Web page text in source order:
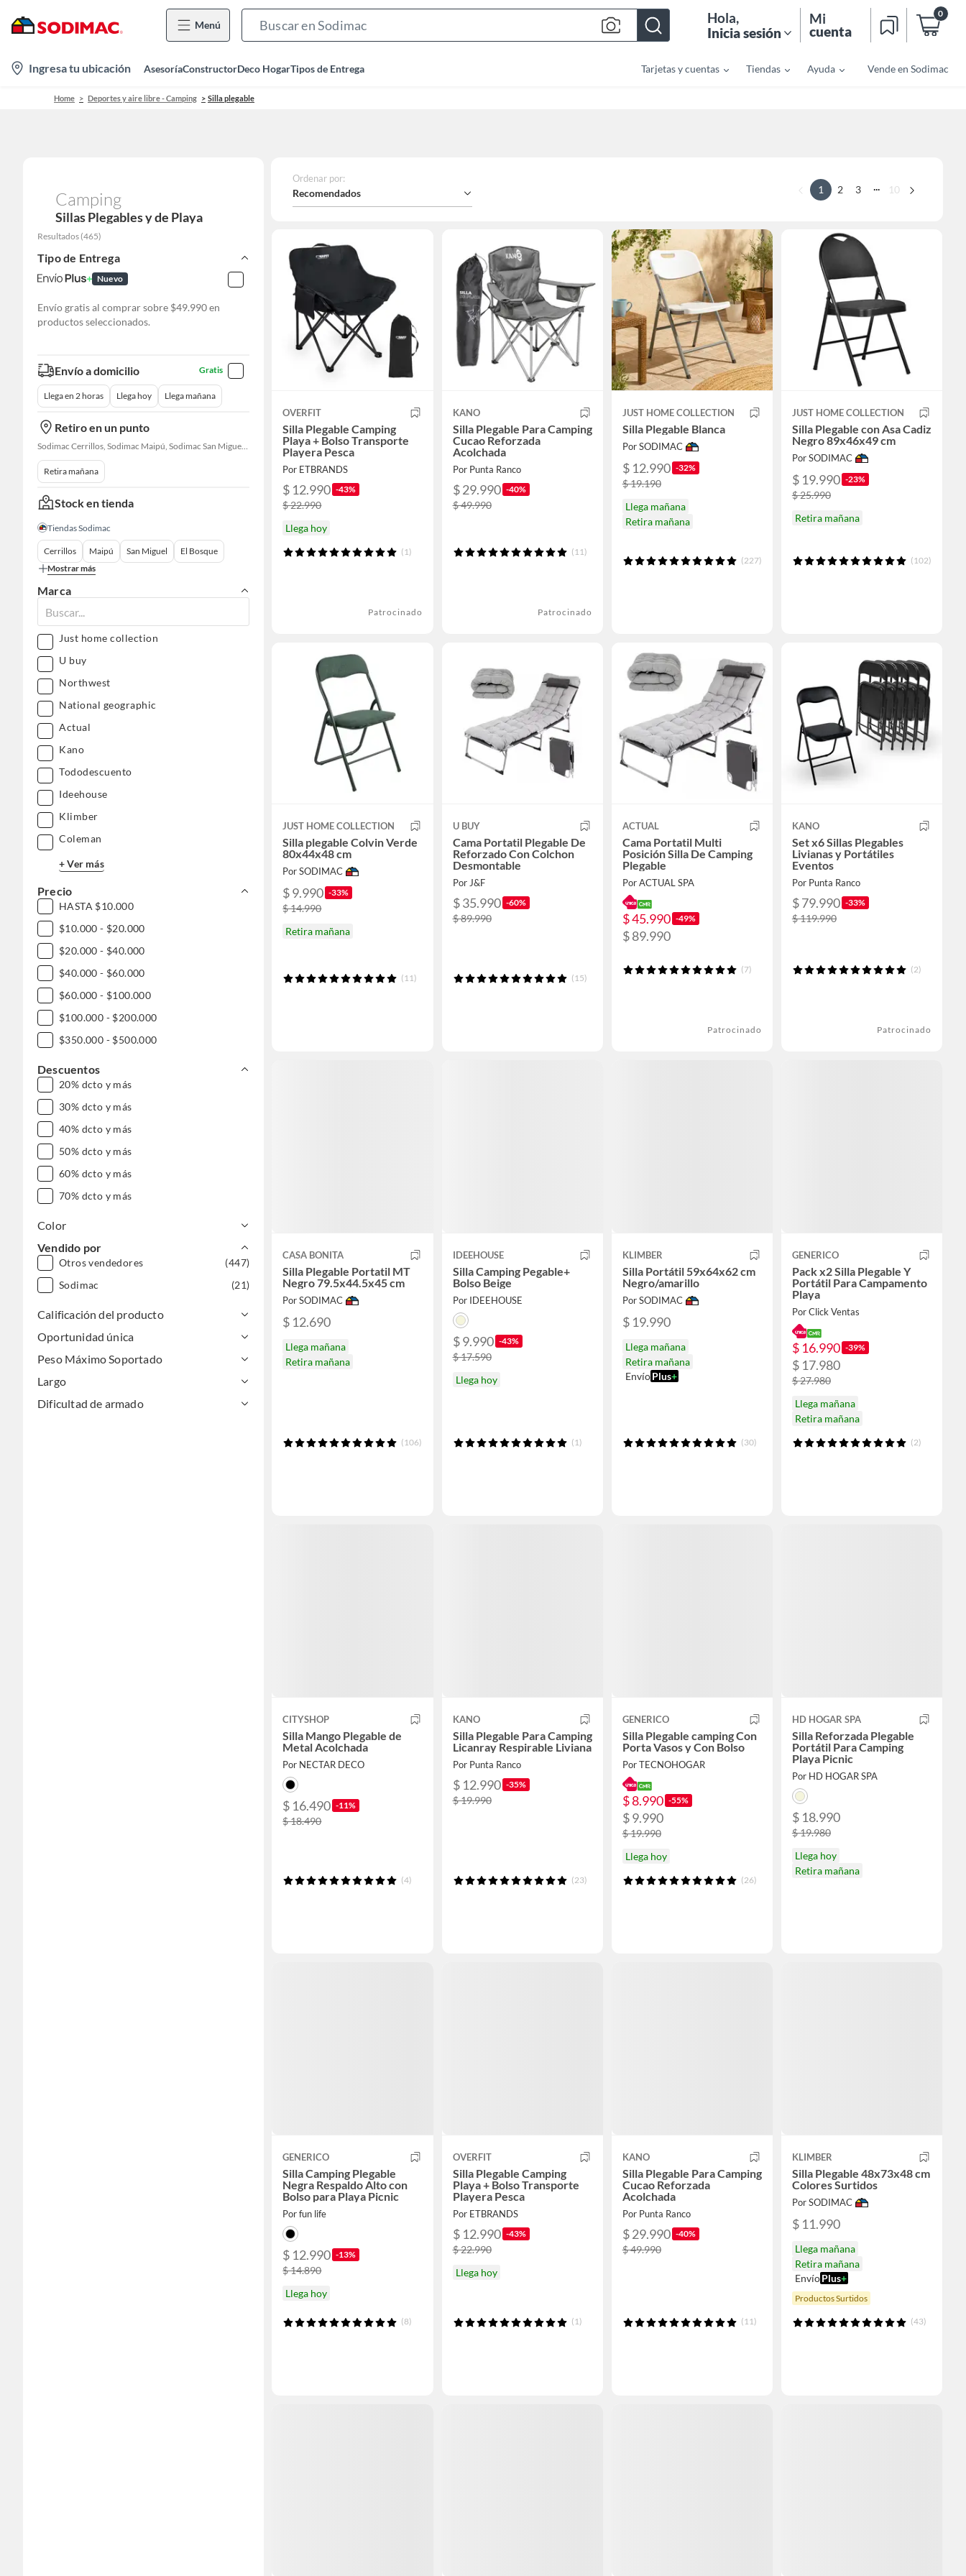
Menú
Bar
Hola,
Inicia sesión
Mi
cuenta
0
location-
icon
Ingresa tu ubicación AsesoríaConstructorDeco HogarTipos de Entrega Tarjetas y cuentas Tiendas Ayuda Vende en Sodimac
Home Deportes y aire libre - Camping Silla plegable
Camping
Sillas Plegables y de Playa
Resultados (465)
Tipo de Entrega
Nuevo
Envío gratis al comprar sobre $49.990 en
productos seleccionados.
Envío a domicilio Gratis
Llega en 2 horas Llega hoy Llega mañana
Retiro en un punto
Sodimac Cerrillos, Sodimac Maipú, Sodimac San Miguel, Sodimac El Bosque, Sodimac San Bernardo, Sodimac Talagante, Sodimac San Fernando
Retira mañana
Stock en tienda
Tiendas Sodimac
Cerrillos Maipú San Miguel
El Bosque
Mostrar más
Marca
Just home collection
U buy
Northwest
National geographic
Actual
Kano
Tododescuento
Ideehouse
Klimber
Coleman
+ Ver más
Precio
HASTA $10.000
$10.000 - $20.000
$20.000 - $40.000
$40.000 - $60.000
$60.000 - $100.000
$100.000 - $200.000
$350.000 - $500.000
Descuentos
20% dcto y más
30% dcto y más
40% dcto y más
50% dcto y más
60% dcto y más
70% dcto y más
Color
Vendido por
Otros vendedores
(447)
Sodimac
(21)
Calificación del producto
Oportunidad única
Peso Máximo Soportado
Largo
Dificultad de armado
Ordenar por:
Recomendados 1 2 3 ... 10
OVERFIT
Silla Plegable Camping
Playa + Bolso Transporte
Playera Pesca
Por ETBRANDS
$ 12.990 -43%
$ 22.990
Llega hoy
(1)
Patrocinado
KANO
Silla Plegable Para Camping
Cucao Reforzada
Acolchada
Por Punta Ranco
$ 29.990 -40%
$ 49.990
(11)
Patrocinado
JUST HOME COLLECTION
Silla Plegable Blanca
Por SODIMAC
$ 12.990 -32%
$ 19.190
Llega mañana
Retira mañana
(227)
JUST HOME COLLECTION
Silla Plegable con Asa Cadiz
Negro 89x46x49 cm
Por SODIMAC
$ 19.990 -23%
$ 25.990
Retira mañana
(102)
JUST HOME COLLECTION
Silla plegable Colvin Verde
80x44x48 cm
Por SODIMAC
$ 9.990 -33%
$ 14.990
Retira mañana
(11)
U BUY
Cama Portatil Plegable De
Reforzado Con Colchon
Desmontable
Por J&F
$ 35.990 -60%
$ 89.990
(15)
ACTUAL
Cama Portatil Multi
Posición Silla De Camping
Plegable
Por ACTUAL SPA
$ 45.990 -49%
$ 89.990
(7)
Patrocinado
KANO
Set x6 Sillas Plegables
Livianas y Portátiles
Eventos
Por Punta Ranco
$ 79.990 -33%
$ 119.990
(2)
Patrocinado
CASA BONITA
Silla Plegable Portatil MT
Negro 79.5x44.5x45 cm
Por SODIMAC
$ 12.690
Llega mañana
Retira mañana
(106)
IDEEHOUSE
Silla Camping Pegable+
Bolso Beige
Por IDEEHOUSE
$ 9.990 -43%
$ 17.590
Llega hoy
(1)
KLIMBER
Silla Portátil 59x64x62 cm
Negro/amarillo
Por SODIMAC
$ 19.990
Llega mañana
Retira mañana
EnvíoPlus+
(30)
GENERICO
Pack x2 Silla Plegable Y
Portátil Para Campamento
Playa
Por Click Ventas
$ 16.990 -39%
$ 17.980
$ 27.980
Llega mañana
Retira mañana
(2)
CITYSHOP
Silla Mango Plegable de
Metal Acolchada
Por NECTAR DECO
$ 16.490 -11%
$ 18.490
(4)
KANO
Silla Plegable Para Camping
Licanray Respirable Liviana
Por Punta Ranco
$ 12.990 -35%
$ 19.990
(23)
GENERICO
Silla Plegable camping Con
Porta Vasos y Con Bolso
Por TECNOHOGAR
$ 8.990 -55%
$ 9.990
$ 19.990
Llega hoy
(26)
HD HOGAR SPA
Silla Reforzada Plegable
Portátil Para Camping
Playa Picnic
Por HD HOGAR SPA
$ 18.990
$ 19.980
Llega hoy
Retira mañana
GENERICO
Silla Camping Plegable
Negra Respaldo Alto con
Bolso para Playa Picnic
Por fun life
$ 12.990 -13%
$ 14.890
Llega hoy
(8)
OVERFIT
Silla Plegable Camping
Playa + Bolso Transporte
Playera Pesca
Por ETBRANDS
$ 12.990 -43%
$ 22.990
Llega hoy
(1)
KANO
Silla Plegable Para Camping
Cucao Reforzada
Acolchada
Por Punta Ranco
$ 29.990 -40%
$ 49.990
(11)
KLIMBER
Silla Plegable 48x73x48 cm
Colores Surtidos
Por SODIMAC
$ 11.990
Llega mañana
Retira mañana
EnvíoPlus+
Productos Surtidos
(43)